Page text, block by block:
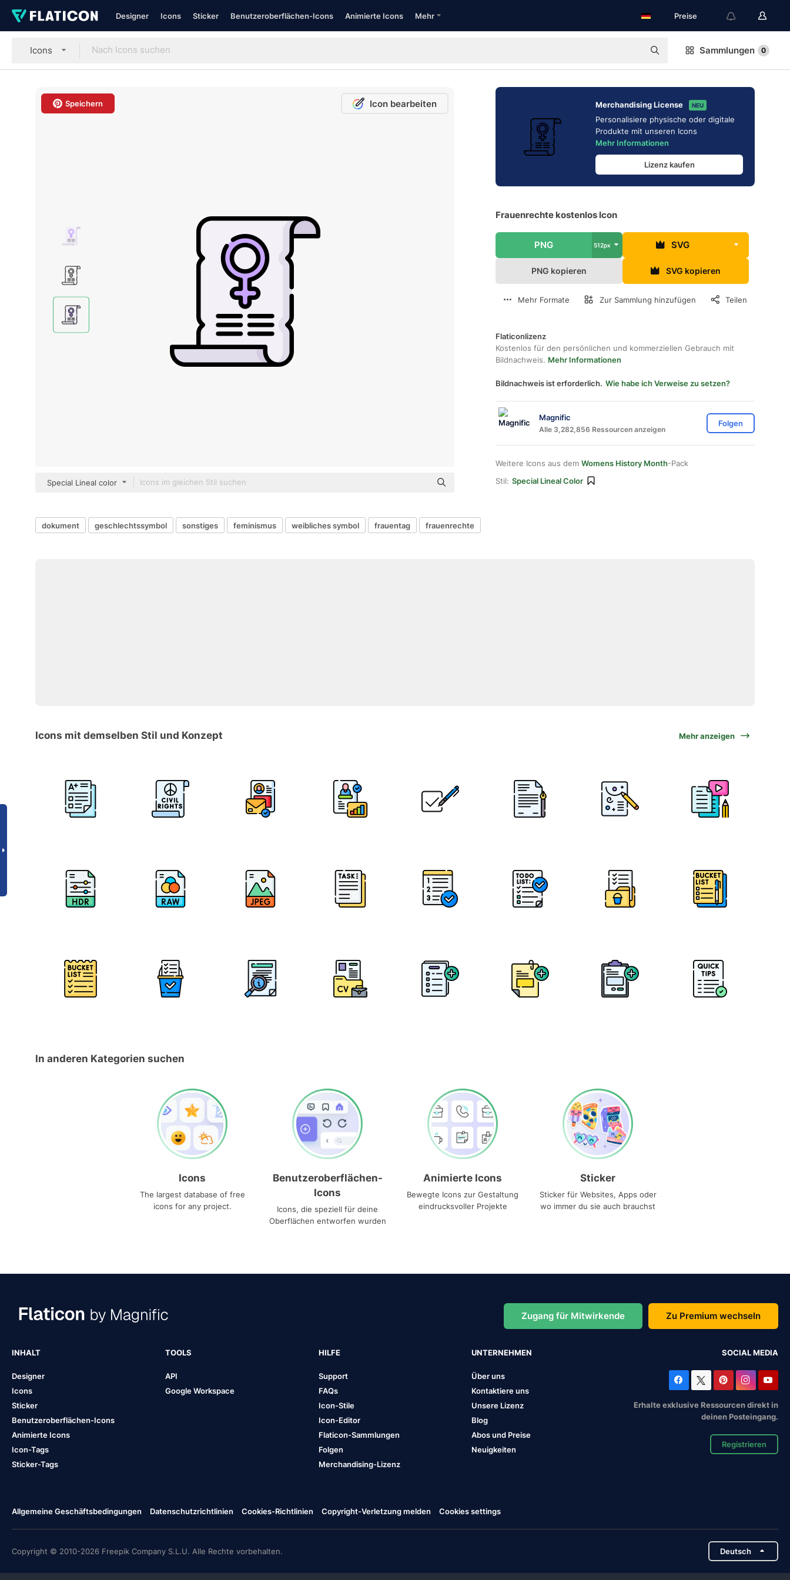
Designer Icons Sticker Benutzeroberflächen-Icons Animierte Icons Mehr Preise
Icons Sammlungen 0
Speichern Icon bearbeiten
Special Lineal color
Merchandising License NEU
Personalisiere physische oder digitale
Produkte mit unseren Icons
Mehr Informationen
Lizenz kaufen
Frauenrechte kostenlos Icon
PNG 512px SVG
PNG kopieren SVG kopieren
Mehr Formate Zur Sammlung hinzufügen Teilen
Flaticonlizenz
Kostenlos für den persönlichen und kommerziellen Gebrauch mit
Bildnachweis. Mehr Informationen
Bildnachweis ist erforderlich. Wie habe ich Verweise zu setzen?
Magnific
Alle 3,282,856 Ressourcen anzeigen
Folgen
Weitere Icons aus dem Womens History Month-Pack
Stil: Special Lineal Color
dokument geschlechtssymbol sonstiges feminismus weibliches symbol frauentag frauenrechte
Icons mit demselben Stil und Konzept Mehr anzeigen
In anderen Kategorien suchen
Icons
The largest database of free
icons for any project.
Benutzeroberflächen-
Icons
Icons, die speziell für deine
Oberflächen entworfen wurden
Animierte Icons
Bewegte Icons zur Gestaltung
eindrucksvoller Projekte
Sticker
Sticker für Websites, Apps oder
wo immer du sie auch brauchst
Zugang für Mitwirkende Zu Premium wechseln
INHALT
Designer
Icons
Sticker
Benutzeroberflächen-Icons
Animierte Icons
Icon-Tags
Sticker-Tags
TOOLS
API
Google Workspace
HILFE
Support
FAQs
Icon-Stile
Icon-Editor
Flaticon-Sammlungen
Folgen
Merchandising-Lizenz
UNTERNEHMEN
Über uns
Kontaktiere uns
Unsere Lizenz
Blog
Abos und Preise
Neuigkeiten
SOCIAL MEDIA
Erhalte exklusive Ressourcen direkt in
deinen Posteingang.
Registrieren
Allgemeine Geschäftsbedingungen Datenschutzrichtlinien Cookies-Richtlinien Copyright-Verletzung melden Cookies settings
Copyright © 2010-2026 Freepik Company S.L.U. Alle Rechte vorbehalten. Deutsch